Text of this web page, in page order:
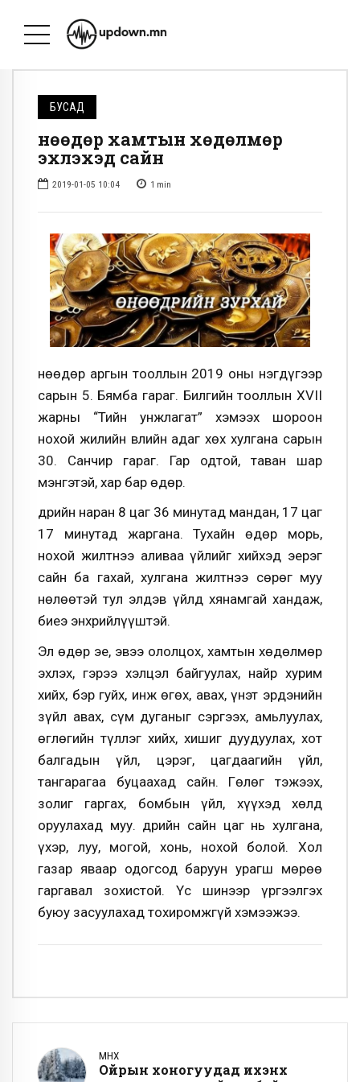
БУСАД
Өнөөдөр хамтын хөдөлмөр
эхлэхэд сайн
2019-01-05 10:04 1 min
Өнөөдөр аргын тооллын 2019 оны нэгдүгээр
сарын 5. Бямба гараг. Билгийн тооллын XVII
жарны “Тийн унжлагат” хэмээх шороон
нохой жилийн Өвлийн адаг хөх хулгана сарын
30. Санчир гараг. Гар одтой, таван шар
мэнгэтэй, хар бар өдөр.
Өдрийн наран 8 цаг 36 минутад мандан, 17 цаг
17 минутад жаргана. Тухайн өдөр морь,
нохой жилтнээ аливаа үйлийг хийхэд эерэг
сайн ба гахай, хулгана жилтнээ сөрөг муу
нөлөөтэй тул элдэв үйлд хянамгай хандаж,
биеэ энхрийлүүштэй.
Эл өдөр эе, эвээ ололцох, хамтын хөдөлмөр
эхлэх, гэрээ хэлцэл байгуулах, найр хурим
хийх, бэр гуйх, инж өгөх, авах, үнэт эрдэнийн
зүйл авах, сүм дуганыг сэргээх, амьлуулах,
өглөгийн түллэг хийх, хишиг дуудуулах, хот
балгадын үйл, цэрэг, цагдаагийн үйл,
тангарагаа буцаахад сайн. Гөлөг тэжээх,
золиг гаргах, бомбын үйл, хүүхэд хөлд
оруулахад муу. Өдрийн сайн цаг нь хулгана,
үхэр, луу, могой, хонь, нохой болой. Хол
газар яваар одогсод баруун урагш мөрөө
гаргавал зохистой. Үс шинээр үргээлгэх
буюу засуулахад тохиромжгүй хэмээжээ.
ӨМНӨХ
Ойрын хоногуудад ихэнх